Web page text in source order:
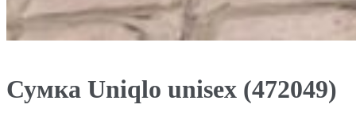
Сумка Uniqlo unisex (472049)